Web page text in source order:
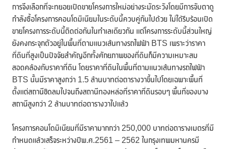
การจึงเลือกที่จะทยอยเปิดขายโครงการใหม่อย่างระมัดระวังโดยมีการจับตาดู
กำลังซื้อโครงการคอนโดมิเนียมในระดับนี้ควบคู่กันไปด้วย ไม่ได้รีบร้อนเปิด
ขายโครงการระดับนี้ติดต่อกันในทำเลเดียวกัน แต่โครงการระดับนี้ส่วนใหญ่
ยังคงกระจุกตัวอยู่ในพื้นที่ตามแนวเส้นทางรถไฟฟ้า BTS เพราะว่าราคา
ที่ดินที่สูงเป็นปัจจัยสำคัญอีกทั้งศักยภาพของที่ดินก็มีความเหมาะสม
สอดคล้องกับราคาที่ดิน โดยราคาที่ดินในพื้นที่ตามแนวเส้นทางรถไฟฟ้า
BTS นั้นมีราคาสูงกว่า 1.5 ล้านบาทต่อตารางวาขึ้นไปโดยเฉพาะพื้นที่
ตั้งแต่สถานีชิดลมไปจนถึงสถานีทองหล่อที่ราคาที่ดินรอบๆ พื้นที่ของบาง
สถานีสูงกว่า 2 ล้านบาทต่อตารางวาไปแล้ว
โครงการคอนโดมิเนียมที่มีราคามากกว่า 250,000 บาทต่อตารางเมตรที่มี
กำหนดแล้วเสร็จระหว่างปีพ.ศ.2561 – 2562 ในกรุงเทพมหานครมี